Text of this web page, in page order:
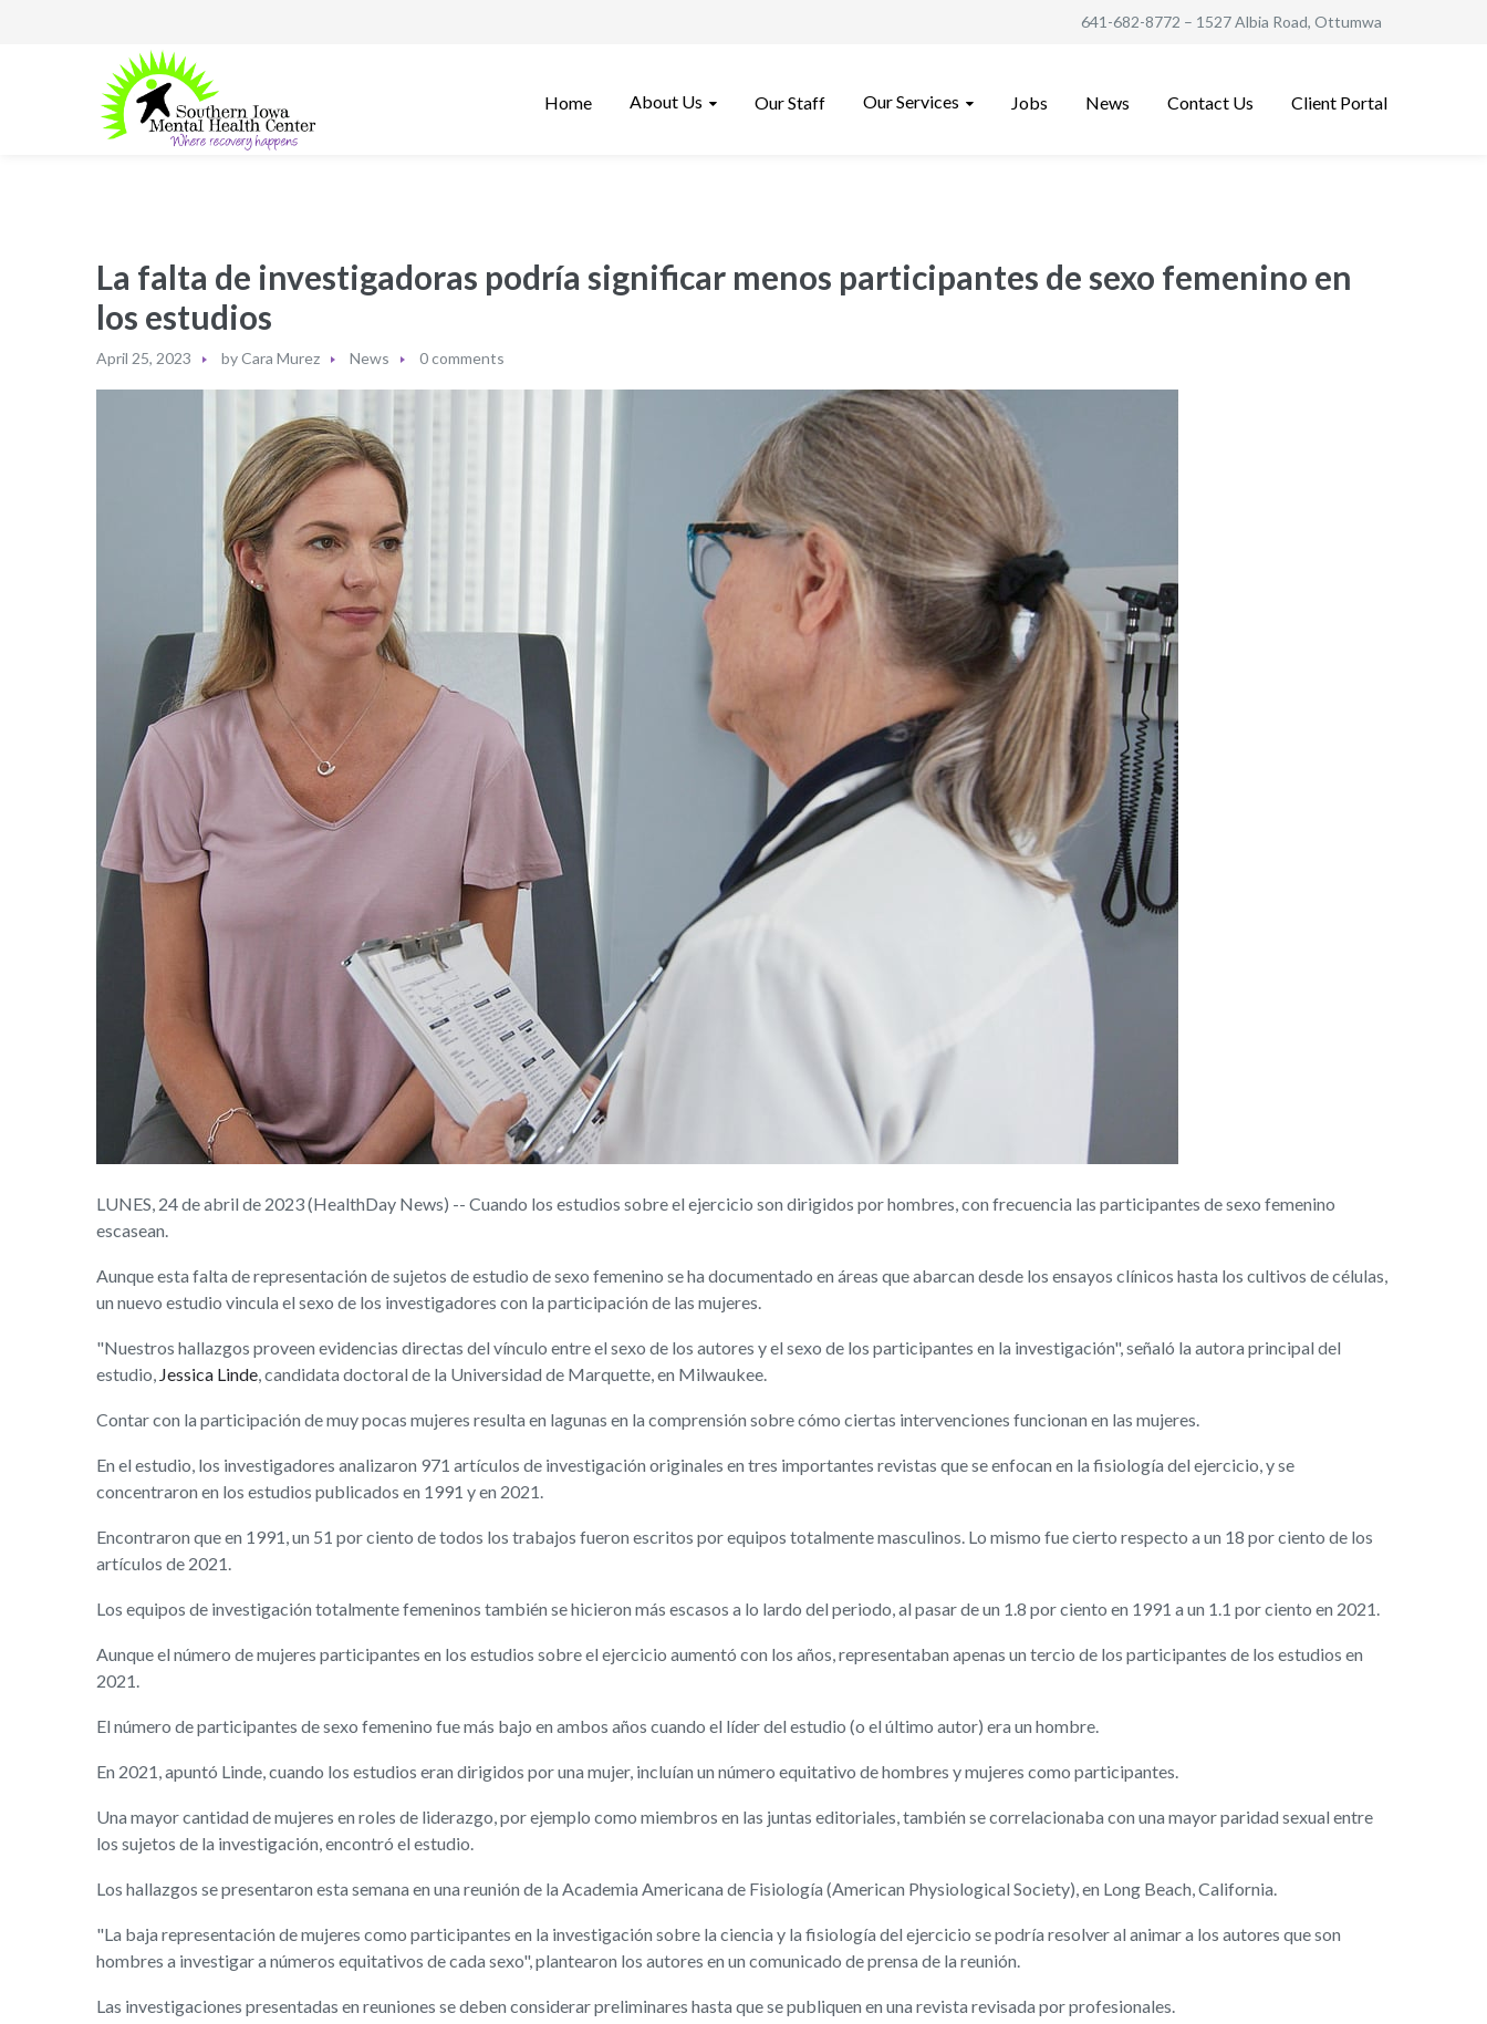
641-682-8772 – 1527 Albia Road, Ottumwa
Home About Us Our Staff Our Services Jobs News Contact Us Client Portal
La falta de investigadoras podría significar menos participantes de sexo femenino en
los estudios
April 25, 2023 byCara Murez News 0 comments
LUNES, 24 de abril de 2023 (HealthDay News) -- Cuando los estudios sobre el ejercicio son dirigidos por hombres, con frecuencia las participantes de sexo femenino
escasean.
Aunque esta falta de representación de sujetos de estudio de sexo femenino se ha documentado en áreas que abarcan desde los ensayos clínicos hasta los cultivos de células,
un nuevo estudio vincula el sexo de los investigadores con la participación de las mujeres.
"Nuestros hallazgos proveen evidencias directas del vínculo entre el sexo de los autores y el sexo de los participantes en la investigación", señaló la autora principal del
estudio, Jessica Linde, candidata doctoral de la Universidad de Marquette, en Milwaukee.
Contar con la participación de muy pocas mujeres resulta en lagunas en la comprensión sobre cómo ciertas intervenciones funcionan en las mujeres.
En el estudio, los investigadores analizaron 971 artículos de investigación originales en tres importantes revistas que se enfocan en la fisiología del ejercicio, y se
concentraron en los estudios publicados en 1991 y en 2021.
Encontraron que en 1991, un 51 por ciento de todos los trabajos fueron escritos por equipos totalmente masculinos. Lo mismo fue cierto respecto a un 18 por ciento de los
artículos de 2021.
Los equipos de investigación totalmente femeninos también se hicieron más escasos a lo lardo del periodo, al pasar de un 1.8 por ciento en 1991 a un 1.1 por ciento en 2021.
Aunque el número de mujeres participantes en los estudios sobre el ejercicio aumentó con los años, representaban apenas un tercio de los participantes de los estudios en
2021.
El número de participantes de sexo femenino fue más bajo en ambos años cuando el líder del estudio (o el último autor) era un hombre.
En 2021, apuntó Linde, cuando los estudios eran dirigidos por una mujer, incluían un número equitativo de hombres y mujeres como participantes.
Una mayor cantidad de mujeres en roles de liderazgo, por ejemplo como miembros en las juntas editoriales, también se correlacionaba con una mayor paridad sexual entre
los sujetos de la investigación, encontró el estudio.
Los hallazgos se presentaron esta semana en una reunión de la Academia Americana de Fisiología (American Physiological Society), en Long Beach, California.
"La baja representación de mujeres como participantes en la investigación sobre la ciencia y la fisiología del ejercicio se podría resolver al animar a los autores que son
hombres a investigar a números equitativos de cada sexo", plantearon los autores en un comunicado de prensa de la reunión.
Las investigaciones presentadas en reuniones se deben considerar preliminares hasta que se publiquen en una revista revisada por profesionales.